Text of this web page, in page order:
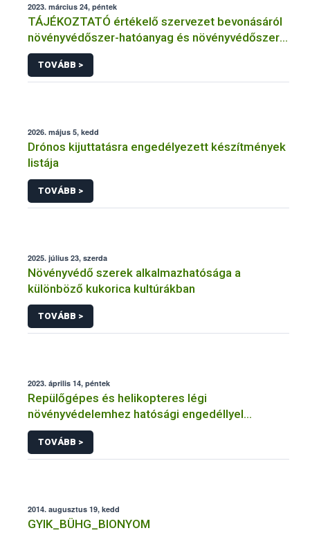
2023. március 24, péntek
TÁJÉKOZTATÓ értékelő szervezet bevonásáról
növényvédőszer-hatóanyag és növényvédőszer
engedélyezésére, továbbá a meglévő engedély
meghosszabbítására vagy módosítására irányuló
eljárásba
TOVÁBB >
2026. május 5, kedd
Drónos kijuttatásra engedélyezett készítmények
listája
TOVÁBB >
2025. július 23, szerda
Növényvédő szerek alkalmazhatósága a
különböző kukorica kultúrákban
TOVÁBB >
2023. április 14, péntek
Repülőgépes és helikopteres légi
növényvédelemhez hatósági engedéllyel
rendelkező szervezetek
TOVÁBB >
2014. augusztus 19, kedd
GYIK_BÜHG_BIONYOM